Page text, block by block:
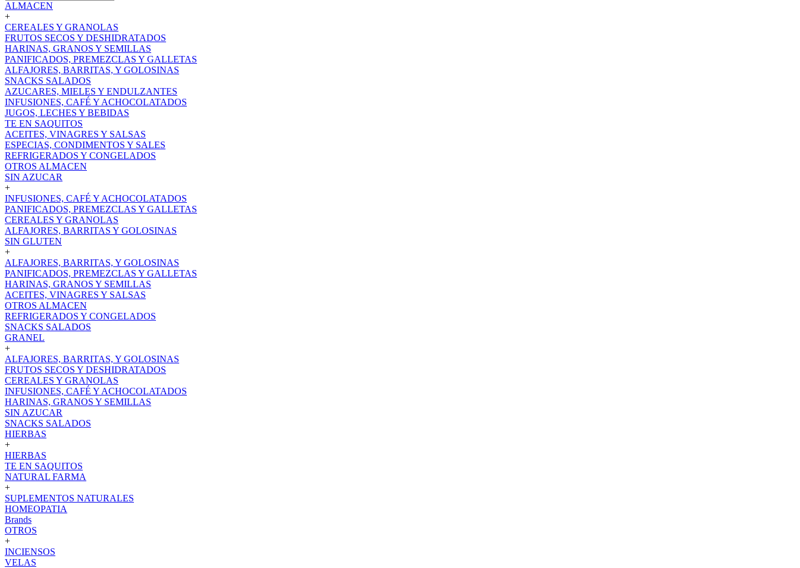
ALMACEN
+
CEREALES Y GRANOLAS
FRUTOS SECOS Y DESHIDRATADOS
HARINAS, GRANOS Y SEMILLAS
PANIFICADOS, PREMEZCLAS Y GALLETAS
ALFAJORES, BARRITAS, Y GOLOSINAS
SNACKS SALADOS
AZUCARES, MIELES Y ENDULZANTES
INFUSIONES, CAFÉ Y ACHOCOLATADOS
JUGOS, LECHES Y BEBIDAS
TE EN SAQUITOS
ACEITES, VINAGRES Y SALSAS
ESPECIAS, CONDIMENTOS Y SALES
REFRIGERADOS Y CONGELADOS
OTROS ALMACEN
SIN AZUCAR
+
INFUSIONES, CAFÉ Y ACHOCOLATADOS
PANIFICADOS, PREMEZCLAS Y GALLETAS
CEREALES Y GRANOLAS
ALFAJORES, BARRITAS Y GOLOSINAS
SIN GLUTEN
+
ALFAJORES, BARRITAS, Y GOLOSINAS
PANIFICADOS, PREMEZCLAS Y GALLETAS
HARINAS, GRANOS Y SEMILLAS
ACEITES, VINAGRES Y SALSAS
OTROS ALMACEN
REFRIGERADOS Y CONGELADOS
SNACKS SALADOS
GRANEL
+
ALFAJORES, BARRITAS, Y GOLOSINAS
FRUTOS SECOS Y DESHIDRATADOS
CEREALES Y GRANOLAS
INFUSIONES, CAFÉ Y ACHOCOLATADOS
HARINAS, GRANOS Y SEMILLAS
SIN AZUCAR
SNACKS SALADOS
HIERBAS
+
HIERBAS
TE EN SAQUITOS
NATURAL FARMA
+
SUPLEMENTOS NATURALES
HOMEOPATIA
Brands
OTROS
+
INCIENSOS
VELAS